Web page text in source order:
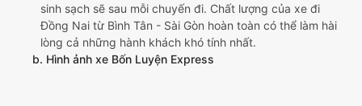
sinh sạch sẽ sau mỗi chuyến đi. Chất lượng của xe đi
Đồng Nai từ Bình Tân - Sài Gòn hoàn toàn có thể làm hài
lòng cả những hành khách khó tính nhất.
b. Hình ảnh xe Bốn Luyện Express